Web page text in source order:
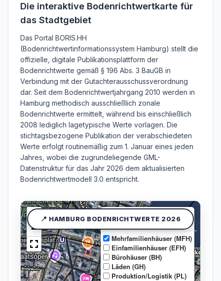
Die interaktive Bodenrichtwertkarte für
das Stadtgebiet
Das Portal BORIS.HH
(Bodenrichtwertinformationssystem Hamburg) stellt die
offizielle, digitale Publikationsplattform der
Bodenrichtwerte gemäß § 196 Abs. 3 BauGB in
Verbindung mit der Gutachterausschussverordnung
dar. Seit dem Bodenrichtwertjahrgang 2010 werden in
Hamburg methodisch ausschließlich zonale
Bodenrichtwerte ermittelt, während bis einschließlich
2008 lediglich lagetypische Werte vorlagen. Die
stichtagsbezogene Publikation der verabschiedeten
Werte erfolgt routinemäßig zum 1. Januar eines jeden
Jahres, wobei die zugrundeliegende GML-
Datenstruktur für das Jahr 2026 dem aktualisierten
Bodenrichtwertmodell 3.0 entspricht.
📍 HAMBURG BODENRICHTWERTE 2026
+
−
Straßenkarte
Mehrfamilienhäuser (MFH)
Einfamilienhäuser (EFH)
Bürohäuser (BH)
Läden (GH)
Produktion/Logistik (PL)